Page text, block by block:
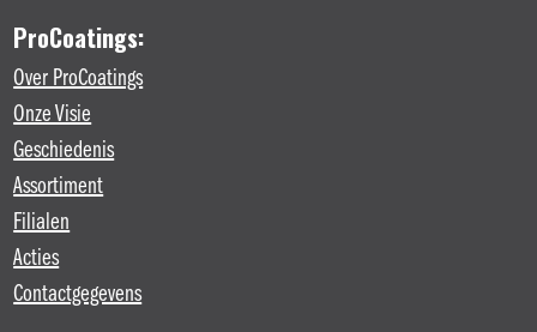
ProCoatings:
Over ProCoatings
Onze Visie
Geschiedenis
Assortiment
Filialen
Acties
Contactgegevens